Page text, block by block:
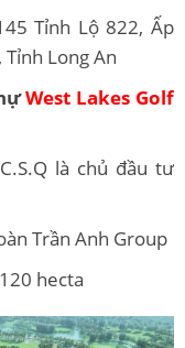
Tỉnh Lộ 822, Ấp
Long An
West Lakes Golf
là chủ đầu tư
Trần Anh Group
hecta